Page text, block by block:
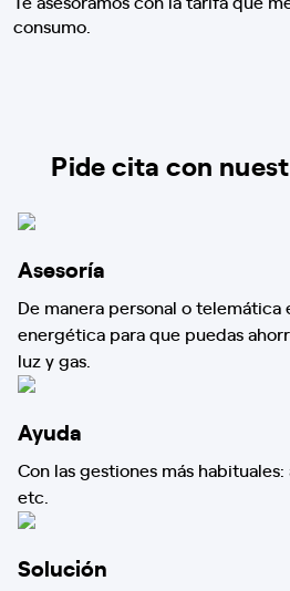
consumo.
Pide cita con
Asesoría
De manera personal o
energética para que puedas
luz y gas.
Ayuda
Con las gestiones más
etc.
Solución